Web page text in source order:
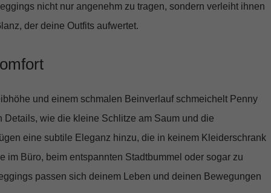
nicht nur angenehm zu tragen, sondern verleiht ihnen
der deine Outfits aufwertet.
und einem schmalen Beinverlauf schmeichelt Penny
Details, wie die kleine Schlitze am Saum und die
eine subtile Eleganz hinzu, die in keinem Kleiderschrank
im Büro, beim entspannten Stadtbummel oder sogar zu
passen sich deinem Leben und deinen Bewegungen